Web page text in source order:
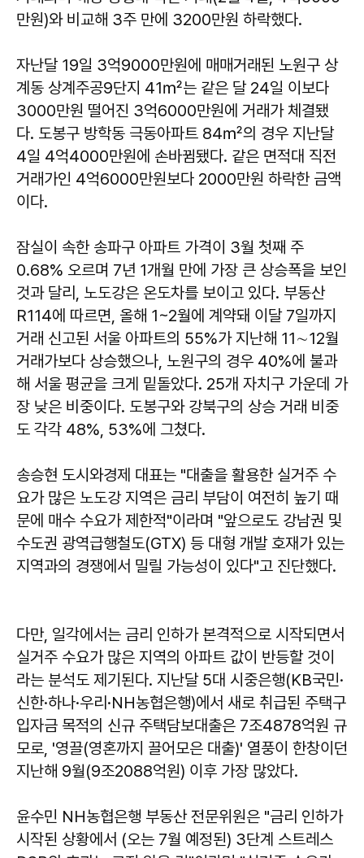
만원)와 비교해 3주 만에 3200만원 하락했다.
자난달 19일 3억9000만원에 매매거래된 노원구 상
계동 상계주공9단지 41㎡는 같은 달 24일 이보다
3000만원 떨어진 3억6000만원에 거래가 체결됐
다. 도봉구 방학동 극동아파트 84㎡의 경우 지난달
4일 4억4000만원에 손바뀜됐다. 같은 면적대 직전
거래가인 4억6000만원보다 2000만원 하락한 금액
이다.
잠실이 속한 송파구 아파트 가격이 3월 첫째 주
0.68% 오르며 7년 1개월 만에 가장 큰 상승폭을 보인
것과 달리, 노도강은 온도차를 보이고 있다. 부동산
R114에 따르면, 올해 1~2월에 계약돼 이달 7일까지
거래 신고된 서울 아파트의 55%가 지난해 11∼12월
거래가보다 상승했으나, 노원구의 경우 40%에 불과
해 서울 평균을 크게 밑돌았다. 25개 자치구 가운데 가
장 낮은 비중이다. 도봉구와 강북구의 상승 거래 비중
도 각각 48%, 53%에 그쳤다.
송승현 도시와경제 대표는 "대출을 활용한 실거주 수
요가 많은 노도강 지역은 금리 부담이 여전히 높기 때
문에 매수 수요가 제한적"이라며 "앞으로도 강남권 및
수도권 광역급행철도(GTX) 등 대형 개발 호재가 있는
지역과의 경쟁에서 밀릴 가능성이 있다"고 진단했다.
다만, 일각에서는 금리 인하가 본격적으로 시작되면서
실거주 수요가 많은 지역의 아파트 값이 반등할 것이
라는 분석도 제기된다. 지난달 5대 시중은행(KB국민·
신한·하나·우리·NH농협은행)에서 새로 취급된 주택구
입자금 목적의 신규 주택담보대출은 7조4878억원 규
모로, '영끌(영혼까지 끌어모은 대출)' 열풍이 한창이던
지난해 9월(9조2088억원) 이후 가장 많았다.
윤수민 NH농협은행 부동산 전문위원은 "금리 인하가
시작된 상황에서 (오는 7월 예정된) 3단계 스트레스